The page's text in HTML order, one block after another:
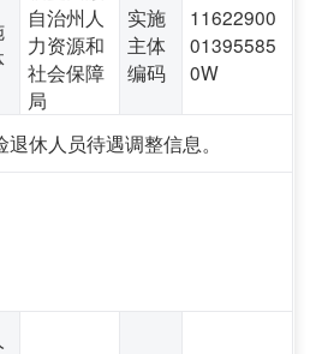
自治州人
力资源和
社会保障
局
实施
主体
编码
11622900
01395585
0W
休人员待遇调整信息。